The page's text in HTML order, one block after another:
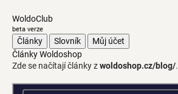
WoldoClub
beta verze
Články Slovník
Můj účet
Články Woldoshop
Zde se načítají články zwoldoshop.cz/blog/.